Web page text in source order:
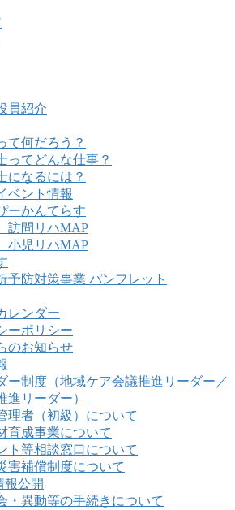
員紹介
て何だろう？
ってどんな仕事？
になるには？
ベント情報
かんてらす
訪問リハMAP
小児リハMAP
予防対策事業 パンフレット
レンダー
ーポリシー
のお知らせ
ー制度（地域ケア会議推進リーダー／
進リーダー）
理者（初級）について
育成事業について
ト等相談窓口について
害補償制度について
報公開
・異動等の手続きについて